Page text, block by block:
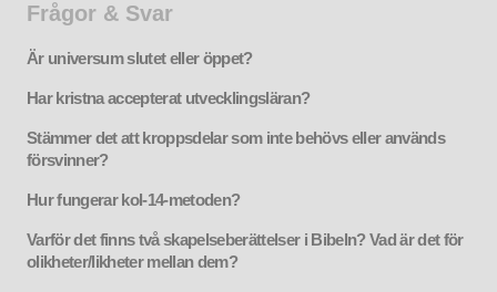
Frågor & Svar
Är universum slutet eller öppet?
Har kristna accepterat utvecklingsläran?
Stämmer det att kroppsdelar som inte behövs eller används
försvinner?
Hur fungerar kol-14-metoden?
Varför det finns två skapelseberättelser i Bibeln? Vad är det för
olikheter/likheter mellan dem?